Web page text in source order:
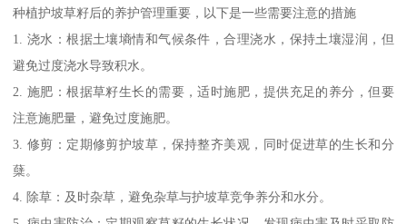
种植护坡草籽后的养护管理重要，以下是一些需要注意的措施
1. 浇水：根据土壤墒情和气候条件，合理浇水，保持土壤湿润，但
避免过度浇水导致积水。
2. 施肥：根据草籽生长的需要，适时施肥，提供充足的养分，但要
注意施肥量，避免过度施肥。
3. 修剪：定期修剪护坡草，保持整齐美观，同时促进草的生长和分
蘖。
4. 除草：及时杂草，避免杂草与护坡草竞争养分和水分。